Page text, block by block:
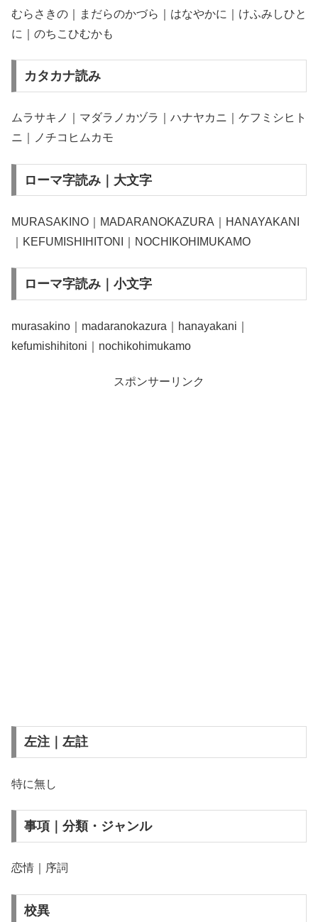
むらさきの｜まだらのかづら｜はなやかに｜けふみしひと
に｜のちこひむかも
カタカナ読み
ムラサキノ｜マダラノカヅラ｜ハナヤカニ｜ケフミシヒト
ニ｜ノチコヒムカモ
ローマ字読み｜大文字
MURASAKINO｜MADARANOKAZURA｜HANAYAKANI
｜KEFUMISHIHITONI｜NOCHIKOHIMUKAMO
ローマ字読み｜小文字
murasakino｜madaranokazura｜hanayakani｜
kefumishihitoni｜nochikohimukamo
スポンサーリンク
左注｜左註
特に無し
事項｜分類・ジャンル
恋情｜序詞
校異